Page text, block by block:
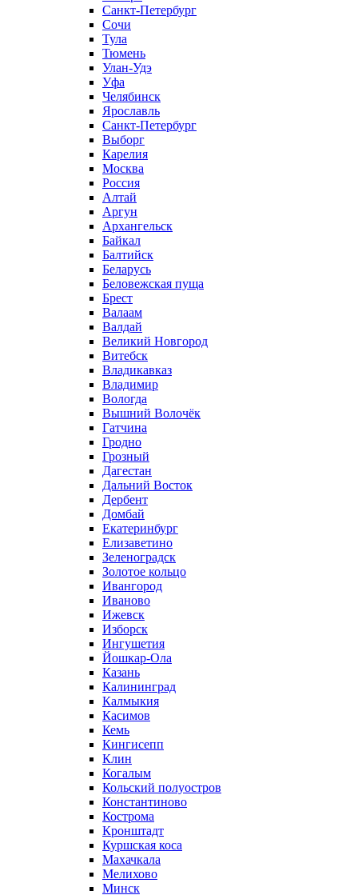
Санкт-Петербург
Сочи
Тула
Тюмень
Улан-Удэ
Уфа
Челябинск
Ярославль
Санкт-Петербург
Выборг
Карелия
Москва
Россия
Алтай
Аргун
Архангельск
Байкал
Балтийск
Беларусь
Беловежская пуща
Брест
Валаам
Валдай
Великий Новгород
Витебск
Владикавказ
Владимир
Вологда
Вышний Волочёк
Гатчина
Гродно
Грозный
Дагестан
Дальний Восток
Дербент
Домбай
Екатеринбург
Елизаветино
Зеленоградск
Золотое кольцо
Ивангород
Иваново
Ижевск
Изборск
Ингушетия
Йошкар-Ола
Казань
Калининград
Калмыкия
Касимов
Кемь
Кингисепп
Клин
Когалым
Кольский полуостров
Константиново
Кострома
Кронштадт
Куршская коса
Махачкала
Мелихово
Минск